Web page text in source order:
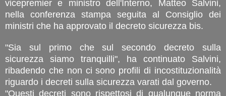
vicepremier e ministro dell'Interno, Matteo Salvini,
nella conferenza stampa seguita al Consiglio dei
ministri che ha approvato il decreto sicurezza bis.
"Sia sul primo che sul secondo decreto sulla
sicurezza siamo tranquilli", ha continuato Salvini,
ribadendo che non ci sono profili di incostituzionalità
riguardo i decreti sulla sicurezza varati dal governo.
"Questi decreti sono rispettosi di qualunque norma